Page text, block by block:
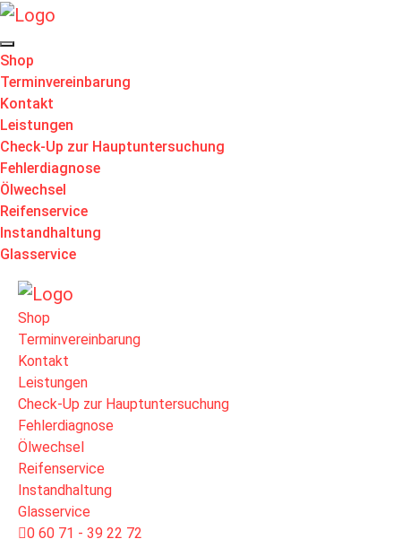
Shop
Terminvereinbarung
Kontakt
Leistungen
Check-Up zur Hauptuntersuchung
Fehlerdiagnose
Ölwechsel
Reifenservice
Instandhaltung
Glasservice
Shop
Terminvereinbarung
Kontakt
Leistungen
Check-Up zur Hauptuntersuchung
Fehlerdiagnose
Ölwechsel
Reifenservice
Instandhaltung
Glasservice
0 60 71 - 39 22 72